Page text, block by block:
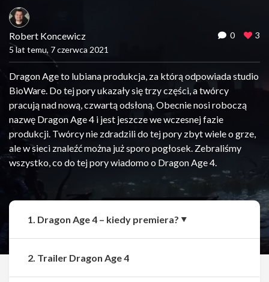
Robert Koncewicz
5 lat temu, 7 czerwca 2021
0 3
Dragon Age to lubiana produkcja, za którą odpowiada studio
BioWare. Do tej pory ukazały się trzy części, a twórcy
pracują nad nową, czwartą odsłoną. Obecnie nosi roboczą
nazwę Dragon Age 4 i jest jeszcze we wczesnej fazie
produkcji. Twórcy nie zdradzili do tej pory zbyt wiele o grze,
ale w sieci znaleźć można już sporo pogłosek. Zebraliśmy
wszystko, co do tej pory wiadomo o Dragon Age 4.
1. Dragon Age 4 – kiedy premiera?
2. Trailer Dragon Age 4